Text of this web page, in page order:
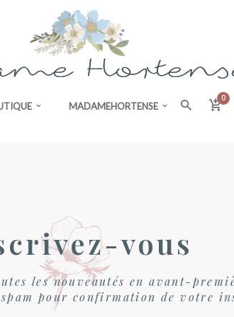
MADAMEHORTENSE
0
vous
les nouveautés en avant-
pour confirmation de votre